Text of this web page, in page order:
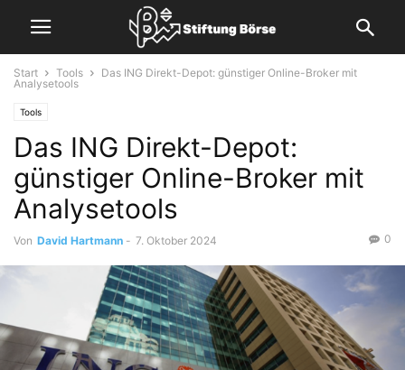
Start Tools
Das ING Direkt-Depot: günstiger Online-Broker mit
Analysetools
Tools
Das ING Direkt-Depot:
günstiger Online-Broker mit
Analysetools
Von David Hartmann - 7. Oktober 2024 0